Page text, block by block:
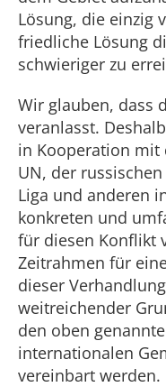
Lösung, die einzig
friedliche Lösung
schwieriger zu
Wir glauben, dass
veranlasst.
in Kooperation mit
UN, der
Liga und anderen
konkreten und
für diesen Konflikt
Zeitrahmen für
dieser
weitreichender
den oben
internationalen
vereinbart werden.